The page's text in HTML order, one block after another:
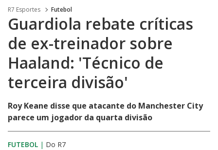
R7 Esportes Futebol
Guardiola rebate críticas
de ex-treinador sobre
Haaland: 'Técnico de
terceira divisão'
Roy Keane disse que atacante do Manchester City
parece um jogador da quarta divisão
FUTEBOL | Do R7